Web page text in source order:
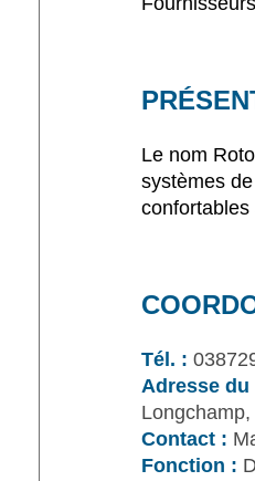
Le nom
systèmes
confortables
Tél. :
Adresse
Contact :
Fonction :